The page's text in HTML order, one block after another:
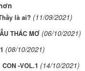
là ai? (11/09/2021)
THÁC MƠ (06/10/2021)
(08/10/2021)
-VOL.1 (14/10/2021)